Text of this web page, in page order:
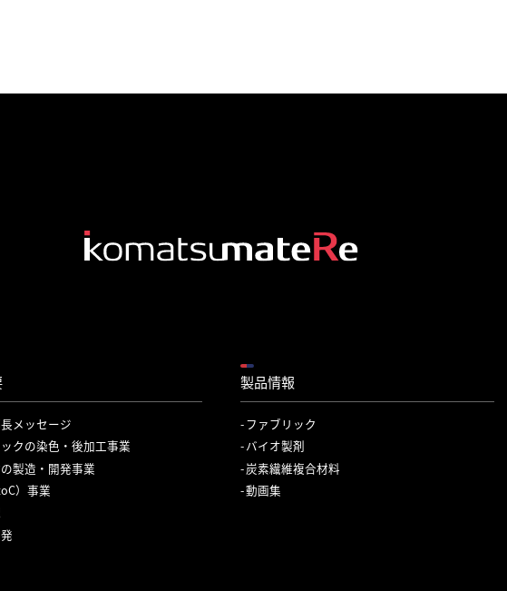
メッセージ
クの染色・後加工事業
製造・開発事業
）事業
製品情報
ファブリック
バイオ製剤
炭素繊維複合材料
動画集